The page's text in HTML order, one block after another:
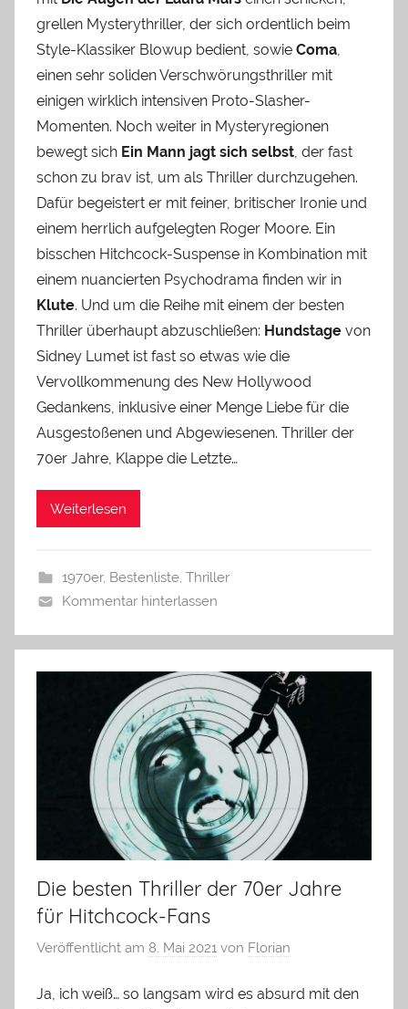
grellen Mysterythriller, der sich ordentlich beim
Style-Klassiker Blowup bedient, sowie Coma,
einen sehr soliden Verschwörungsthriller mit
einigen wirklich intensiven Proto-Slasher-
Momenten. Noch weiter in Mysteryregionen
bewegt sich Ein Mann jagt sich selbst, der fast
schon zu brav ist, um als Thriller durchzugehen.
Dafür begeistert er mit feiner, britischer Ironie und
einem herrlich aufgelegten Roger Moore. Ein
bisschen Hitchcock-Suspense in Kombination mit
einem nuancierten Psychodrama finden wir in
Klute. Und um die Reihe mit einem der besten
Thriller überhaupt abzuschließen: Hundstage von
Sidney Lumet ist fast so etwas wie die
Vervollkommenung des New Hollywood
Gedankens, inklusive einer Menge Liebe für die
Ausgestoßenen und Abgewiesenen. Thriller der
70er Jahre, Klappe die Letzte…
Weiterlesen
1970er, Bestenliste, Thriller
Kommentar hinterlassen
Die besten Thriller der 70er Jahre
für Hitchcock-Fans
Veröffentlicht am 8. Mai 2021 von Florian
Ja, ich weiß… so langsam wird es absurd mit den